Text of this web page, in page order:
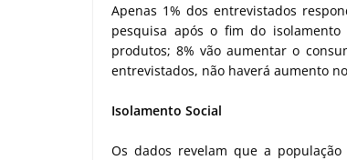
Apenas 1% dos entrevistados
pesquisa após o fim do
produtos; 8% vão aumentar o
entrevistados, não haverá aumento
Isolamento Social
Os dados revelam que a